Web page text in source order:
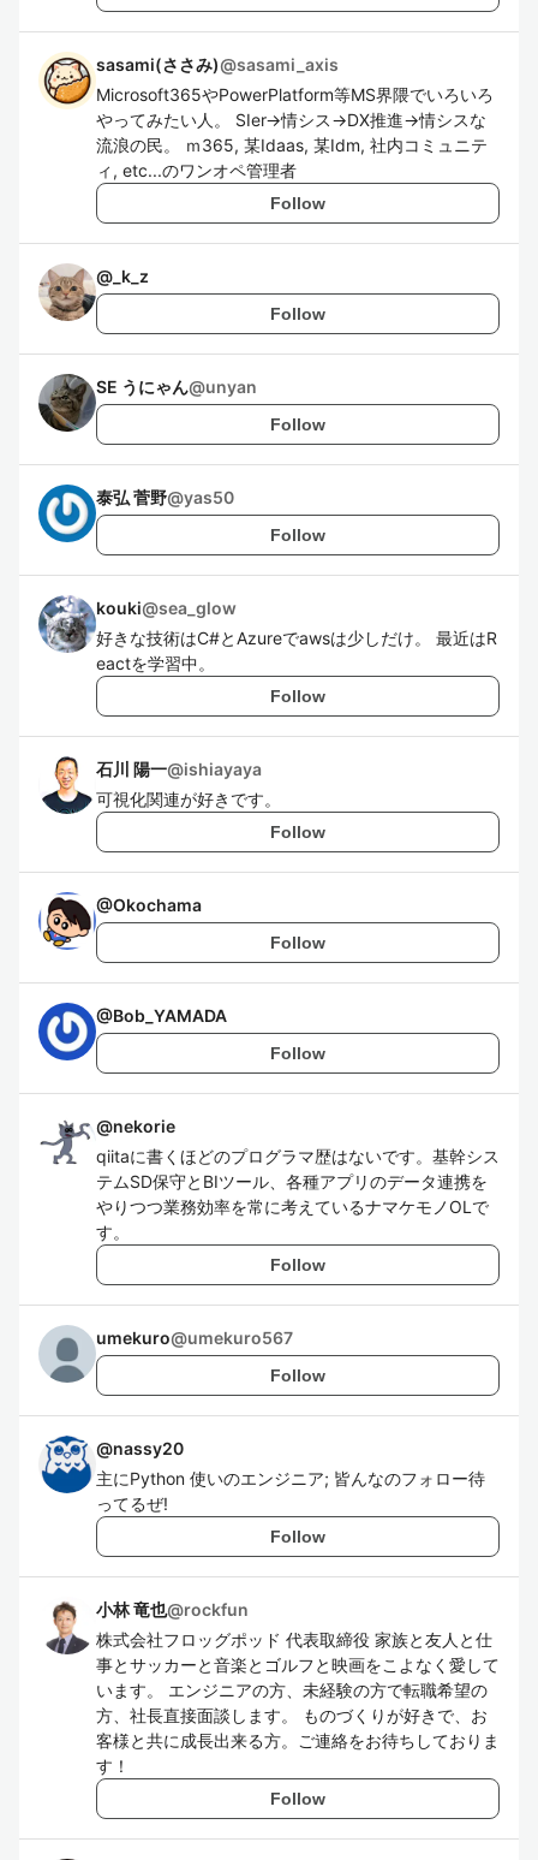
sasami(ささみ)@sasami_axis
Microsoft365やPowerPlatform等MS界隈でいろいろ
やってみたい人。 SIer→情シス→DX推進→情シスな
流浪の民。 ｍ365, 某Idaas, 某Idm, 社内コミュニテ
ィ, etc...のワンオペ管理者
Follow
@ _k_z
Follow
SE うにゃん@unyan
Follow
泰弘 菅野@yas50
Follow
kouki@sea_glow
好きな技術はC#とAzureでawsは少しだけ。 最近はR
eactを学習中。
Follow
石川 陽一@ishiayaya
可視化関連が好きです。
Follow
@Okochama
Follow
@Bob_YAMADA
Follow
@nekorie
qiitaに書くほどのプログラマ歴はないです。基幹シス
テムSD保守とBIツール、各種アプリのデータ連携を
やりつつ業務効率を常に考えているナマケモノOLで
す。
Follow
umekuro@umekuro567
Follow
@nassy20
主にPython 使いのエンジニア; 皆んなのフォロー待
ってるぜ!
Follow
小林 竜也@rockfun
株式会社フロッグポッド 代表取締役 家族と友人と仕
事とサッカーと音楽とゴルフと映画をこよなく愛して
います。 エンジニアの方、未経験の方で転職希望の
方、社長直接面談します。 ものづくりが好きで、お
客様と共に成長出来る方。ご連絡をお待ちしておりま
す！
Follow